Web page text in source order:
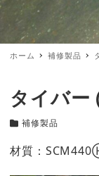
ホーム 補修製品
タイバー
カテゴリー
補修製品
材質：